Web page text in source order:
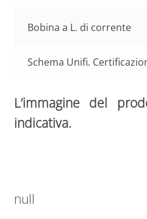
Bobina a L. di corrente
Schema Unifi.
L’immagine del
indicativa.
null